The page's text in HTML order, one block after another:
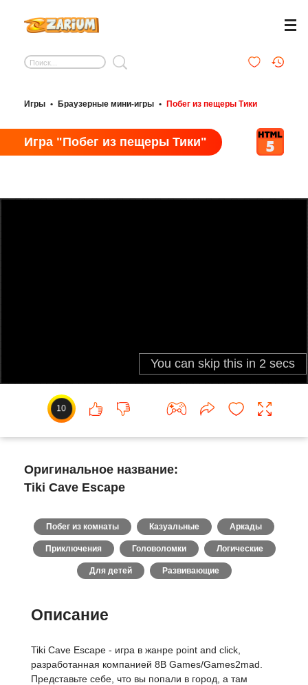
Игры • Браузерные мини-игры • Побег из пещеры Тики
Игра "Побег из пещеры Тики"
10
Оригинальное название:
Tiki Cave Escape
Побег из комнаты Казуальные Аркады
Приключения Головоломки Логические
Для детей Развивающие
Описание
Tiki Cave Escape - игра в жанре point and click,
разработанная компанией 8B Games/Games2mad.
Представьте себе, что вы попали в город, а там